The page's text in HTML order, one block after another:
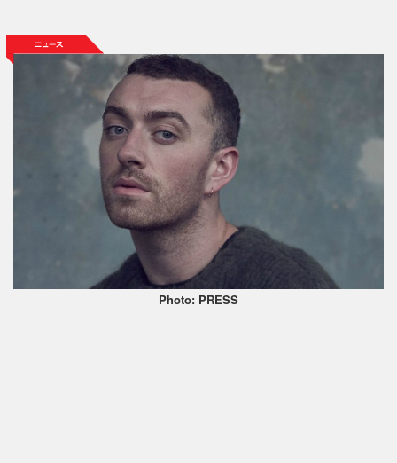
Photo: PRESS